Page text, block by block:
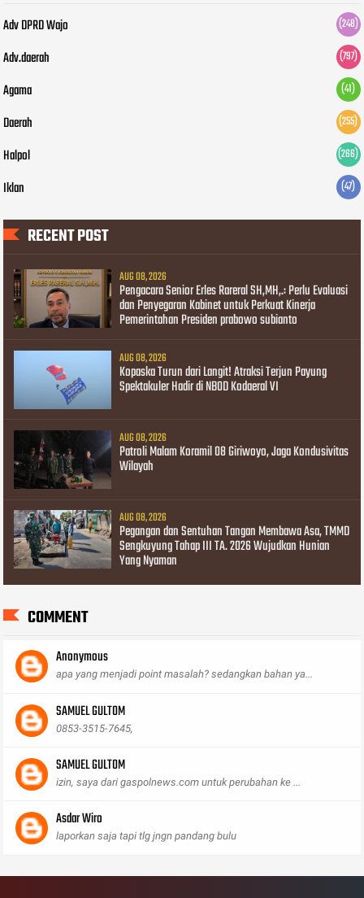
Adv DPRD Wajo (248)
Adv.daerah (797)
Agama (41)
Daerah (255)
Halpol (266)
Iklan (47)
RECENT POST
AUG 08, 2026
Pengacara Senior Erles Rareral SH,MH,.: Perlu Evaluasi
dan Penyegaran Kabinet untuk Perkuat Kinerja
Pemerintahan Presiden prabowo subianto
AUG 08, 2026
Kopaska Turun dari Langit! Atraksi Terjun Payung
Spektakuler Hadir di NBOD Kodaeral VI
AUG 08, 2026
Patroli Malam Koramil 08 Giriwoyo, Jaga Kondusivitas
Wilayah
AUG 08, 2026
Pegangan dan Sentuhan Tangan Membawa Asa, TMMD
Sengkuyung Tahap III TA. 2026 Wujudkan Hunian
Yang Nyaman
COMMENT
Anonymous
apa yang menjadi point masalah? sedangkan bahan ya...
SAMUEL GULTOM
0853-3515-7645,
SAMUEL GULTOM
izin, saya dari gaspolnews.com untuk perubahan ke ...
Asdar Wiro
laporkan saja tapi tlg jngn pandang bulu